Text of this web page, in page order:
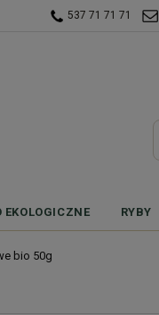
537 71 71 71
EKOLOGICZNE RYBY
bio 50g